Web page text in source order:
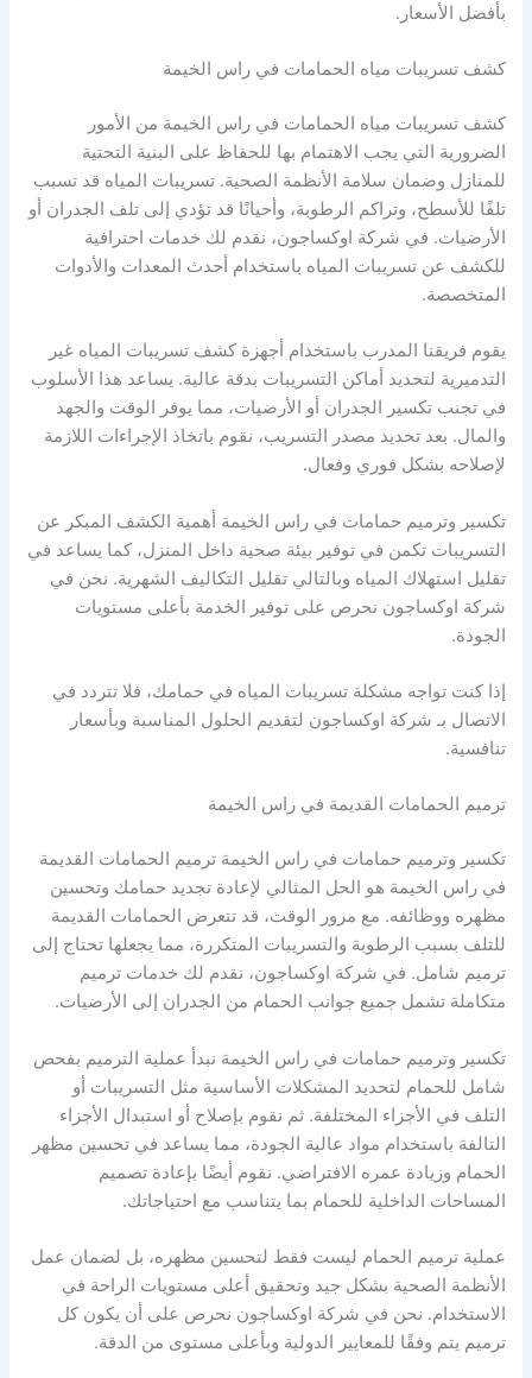
بأفضل الأسعار.
كشف تسريبات مياه الحمامات في راس الخيمة
كشف تسريبات مياه الحمامات في راس الخيمة من الأمور
الضرورية التي يجب الاهتمام بها للحفاظ على البنية التحتية
للمنازل وضمان سلامة الأنظمة الصحية. تسريبات المياه قد تسبب
تلفًا للأسطح، وتراكم الرطوبة، وأحيانًا قد تؤدي إلى تلف الجدران أو
الأرضيات. في شركة اوكساجون، نقدم لك خدمات احترافية
للكشف عن تسريبات المياه باستخدام أحدث المعدات والأدوات
المتخصصة.
يقوم فريقنا المدرب باستخدام أجهزة كشف تسريبات المياه غير
التدميرية لتحديد أماكن التسريبات بدقة عالية. يساعد هذا الأسلوب
في تجنب تكسير الجدران أو الأرضيات، مما يوفر الوقت والجهد
والمال. بعد تحديد مصدر التسريب، نقوم باتخاذ الإجراءات اللازمة
لإصلاحه بشكل فوري وفعال.
تكسير وترميم حمامات في راس الخيمة أهمية الكشف المبكر عن
التسريبات تكمن في توفير بيئة صحية داخل المنزل، كما يساعد في
تقليل استهلاك المياه وبالتالي تقليل التكاليف الشهرية. نحن في
شركة اوكساجون نحرص على توفير الخدمة بأعلى مستويات
الجودة.
إذا كنت تواجه مشكلة تسريبات المياه في حمامك، فلا تتردد في
الاتصال بـ شركة اوكساجون لتقديم الحلول المناسبة وبأسعار
تنافسية.
ترميم الحمامات القديمة في راس الخيمة
تكسير وترميم حمامات في راس الخيمة ترميم الحمامات القديمة
في راس الخيمة هو الحل المثالي لإعادة تجديد حمامك وتحسين
مظهره ووظائفه. مع مرور الوقت، قد تتعرض الحمامات القديمة
للتلف بسبب الرطوبة والتسريبات المتكررة، مما يجعلها تحتاج إلى
ترميم شامل. في شركة اوكساجون، نقدم لك خدمات ترميم
متكاملة تشمل جميع جوانب الحمام من الجدران إلى الأرضيات.
تكسير وترميم حمامات في راس الخيمة نبدأ عملية الترميم بفحص
شامل للحمام لتحديد المشكلات الأساسية مثل التسريبات أو
التلف في الأجزاء المختلفة. ثم نقوم بإصلاح أو استبدال الأجزاء
التالفة باستخدام مواد عالية الجودة، مما يساعد في تحسين مظهر
الحمام وزيادة عمره الافتراضي. نقوم أيضًا بإعادة تصميم
المساحات الداخلية للحمام بما يتناسب مع احتياجاتك.
عملية ترميم الحمام ليست فقط لتحسين مظهره، بل لضمان عمل
الأنظمة الصحية بشكل جيد وتحقيق أعلى مستويات الراحة في
الاستخدام. نحن في شركة اوكساجون نحرص على أن يكون كل
ترميم يتم وفقًا للمعايير الدولية وبأعلى مستوى من الدقة.